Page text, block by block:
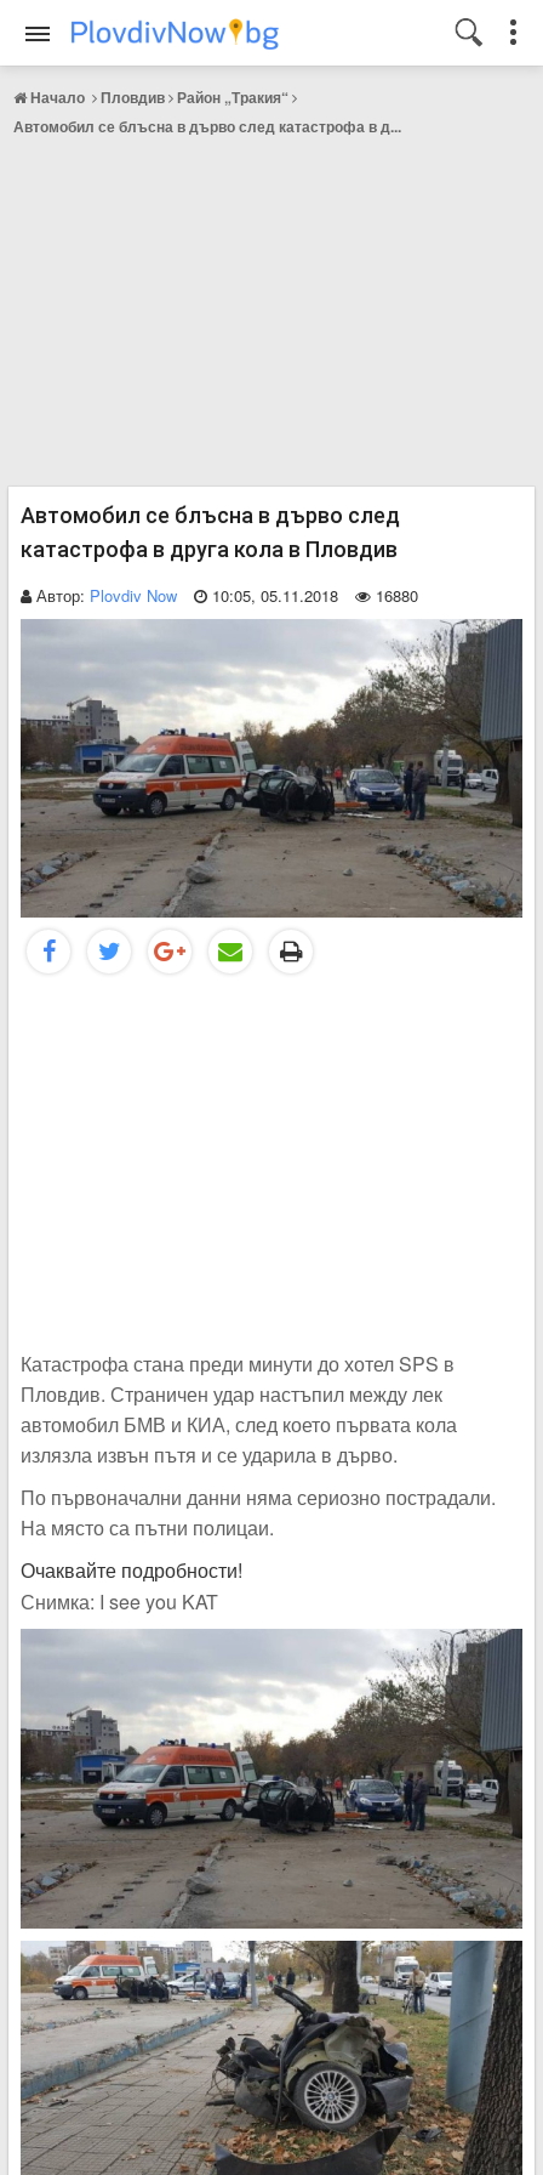
Начало Пловдив Район „Тракия“
Автомобил се блъсна в дърво след катастрофа в д...
Автомобил се блъсна в дърво след
катастрофа в друга кола в Пловдив
Автор: Plovdiv Now 10:05, 05.11.2018 16880
Катастрофа стана преди минути до хотел SPS в
Пловдив. Страничен удар настъпил между лек
автомобил БМВ и КИА, след което първата кола
излязла извън пътя и се ударила в дърво.
По първоначални данни няма сериозно пострадали.
На място са пътни полицаи.
Очаквайте подробности!
Снимка: I see you KAT